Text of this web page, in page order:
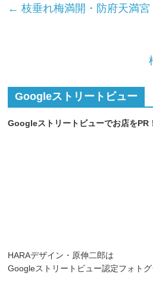
← 枝垂れ梅満開・防府天満宮
Googleストリートビュー
Googleストリートビューでお店をPR
HARAデザイン・原伸二郎は
Googleストリートビュー認定フォトグ